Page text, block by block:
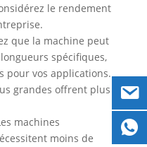
le rendement
que la machine peut
spécifiques,
pour vos applications.
grandes offrent plus
machines
moins de